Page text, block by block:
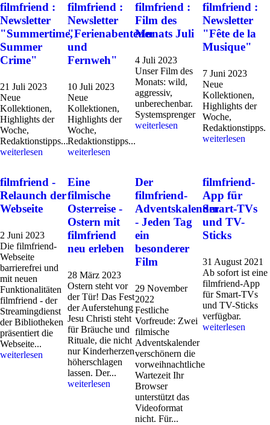
filmfriend :
Newsletter
"Summertime,
Summer
Crime"
21 Juli 2023
Neue
Kollektionen,
Highlights der
Woche,
Redaktionstipps...
weiterlesen
filmfriend :
Newsletter
"Ferienabenteuer
und
Fernweh"
10 Juli 2023
Neue
Kollektionen,
Highlights der
Woche,
Redaktionstipps...
weiterlesen
filmfriend :
Film des
Monats Juli
4 Juli 2023
Unser Film des
Monats: wild,
aggressiv,
unberechenbar.
Systemsprenger
weiterlesen
filmfriend :
Newsletter
"Fête de la
Musique"
7 Juni 2023
Neue
Kollektionen,
Highlights der
Woche,
Redaktionstipps.
weiterlesen
filmfriend -
Relaunch der
Webseite
2 Juni 2023
Die filmfriend-
Webseite
barrierefrei und
mit neuen
Funktionalitäten
filmfriend - der
Streamingdienst
der Bibliotheken
präsentiert die
Webseite...
weiterlesen
Eine
filmische
Osterreise -
Ostern mit
filmfriend
neu erleben
28 März 2023
Ostern steht vor
der Tür! Das Fest
der Auferstehung
Jesu Christi steht
für Bräuche und
Rituale, die nicht
nur Kinderherzen
höherschlagen
lassen. Der...
weiterlesen
Der
filmfriend-
Adventskalender
- Jeden Tag
ein
besonderer
Film
29 November
2022
Festliche
Vorfreude: Zwei
filmische
Adventskalender
verschönern die
vorweihnachtliche
Wartezeit Ihr
Browser
unterstützt das
Videoformat
nicht. Für...
filmfriend-
App für
Smart-TVs
und TV-
Sticks
31 August 2021
Ab sofort ist eine
filmfriend-App
für Smart-TVs
und TV-Sticks
verfügbar.
weiterlesen